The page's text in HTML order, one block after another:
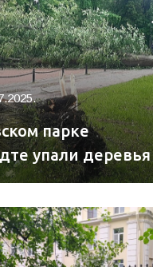
парке
упали деревья